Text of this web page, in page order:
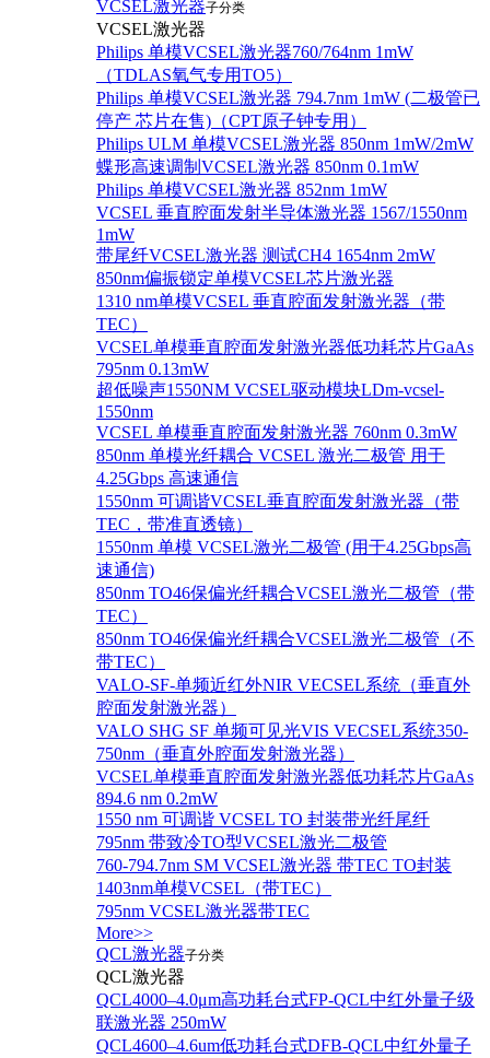
VCSEL激光器子分类
VCSEL激光器
Philips 单模VCSEL激光器760/764nm 1mW
（TDLAS氧气专用TO5）
Philips 单模VCSEL激光器 794.7nm 1mW (二极管已
停产 芯片在售)（CPT原子钟专用）
Philips ULM 单模VCSEL激光器 850nm 1mW/2mW
蝶形高速调制VCSEL激光器 850nm 0.1mW
Philips 单模VCSEL激光器 852nm 1mW
VCSEL 垂直腔面发射半导体激光器 1567/1550nm
1mW
带尾纤VCSEL激光器 测试CH4 1654nm 2mW
850nm偏振锁定单模VCSEL芯片激光器
1310 nm单模VCSEL 垂直腔面发射激光器（带
TEC）
VCSEL单模垂直腔面发射激光器低功耗芯片GaAs
795nm 0.13mW
超低噪声1550NM VCSEL驱动模块LDm-vcsel-
1550nm
VCSEL 单模垂直腔面发射激光器 760nm 0.3mW
850nm 单模光纤耦合 VCSEL 激光二极管 用于
4.25Gbps 高速通信
1550nm 可调谐VCSEL垂直腔面发射激光器（带
TEC，带准直透镜）
1550nm 单模 VCSEL激光二极管 (用于4.25Gbps高
速通信)
850nm TO46保偏光纤耦合VCSEL激光二极管（带
TEC）
850nm TO46保偏光纤耦合VCSEL激光二极管（不
带TEC）
VALO-SF-单频近红外NIR VECSEL系统（垂直外
腔面发射激光器）
VALO SHG SF 单频可见光VIS VECSEL系统350-
750nm（垂直外腔面发射激光器）
VCSEL单模垂直腔面发射激光器低功耗芯片GaAs
894.6 nm 0.2mW
1550 nm 可调谐 VCSEL TO 封装带光纤尾纤
795nm 带致冷TO型VCSEL激光二极管
760-794.7nm SM VCSEL激光器 带TEC TO封装
1403nm单模VCSEL（带TEC）
795nm VCSEL激光器带TEC
More>>
QCL激光器子分类
QCL激光器
QCL4000–4.0μm高功耗台式FP-QCL中红外量子级
联激光器 250mW
QCL4600–4.6um低功耗台式DFB-QCL中红外量子